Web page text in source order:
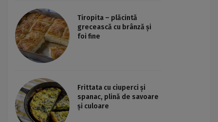
Tiropita – plăcintă
grecească cu brânză și
foi fine
Frittata cu ciuperci și
spanac, plină de savoare
și culoare